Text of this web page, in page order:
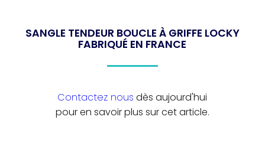
SANGLE TENDEUR BOUCLE À GRIFFE LOCKY
FABRIQUÉ EN FRANCE
Contactez nous dès aujourd'hui
pour en savoir plus sur cet article.